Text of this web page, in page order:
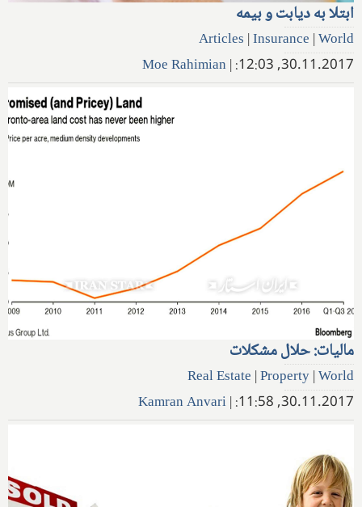
ابتلا به دیابت و بیمه
Articles |Insurance |World
30.11.2017, 12:03:
|
Moe Rahimian
مالیات: حلال مشکلات
Real Estate |Property|World
30.11.2017, 11:58:
|
Kamran Anvari